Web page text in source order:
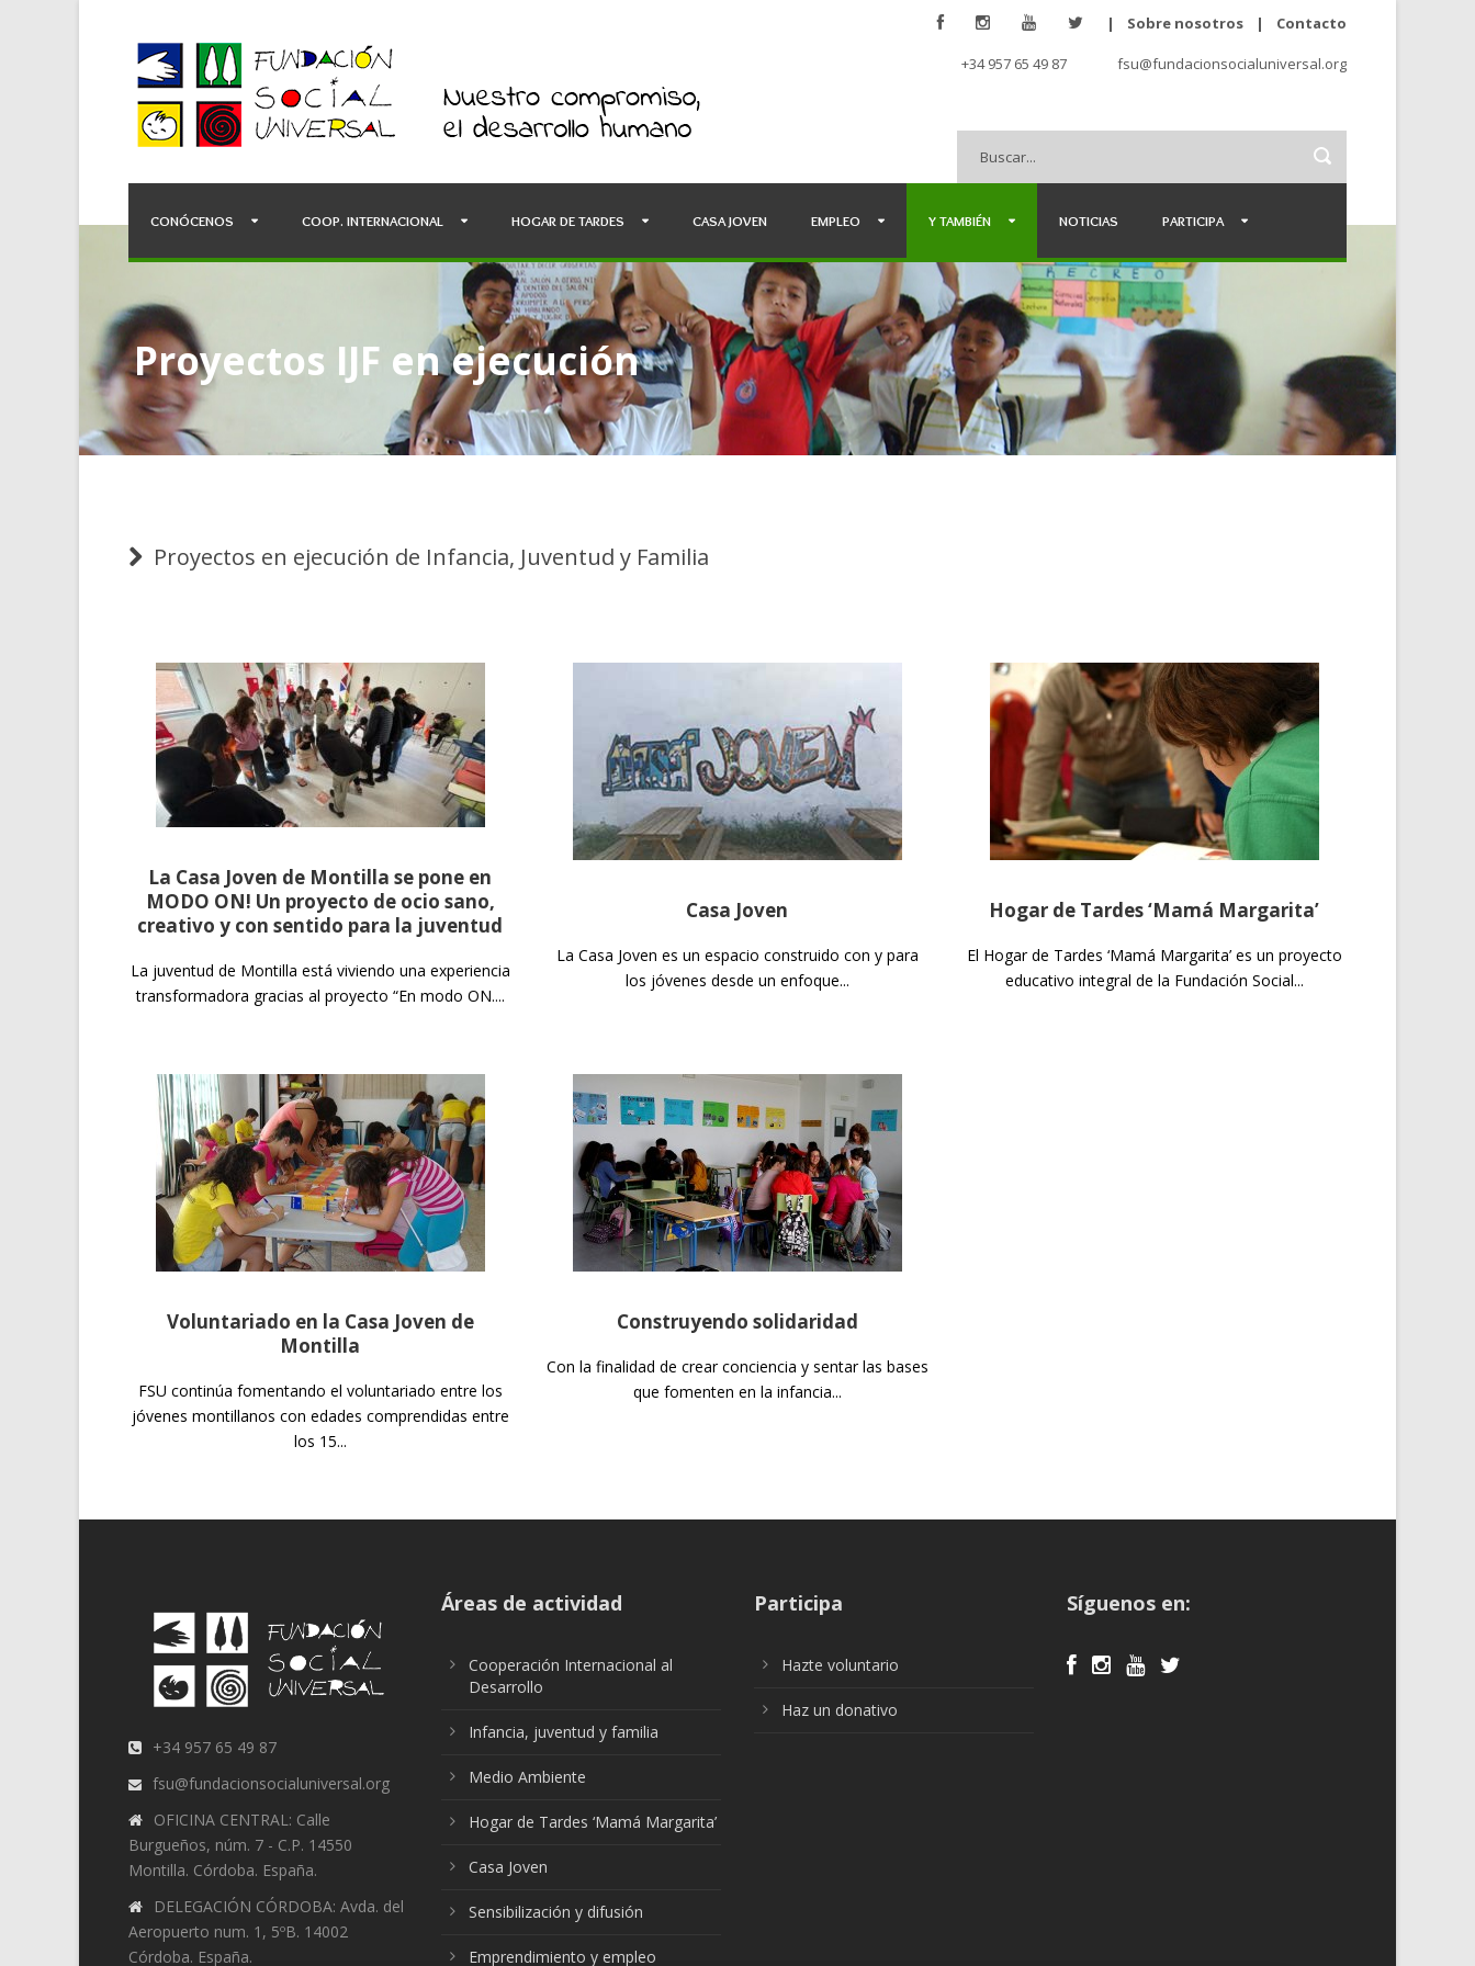
| Sobre nosotros | Contacto
+34 957 65 49 87 fsu@fundacionsocialuniversal.org
CONÓCENOS COOP. INTERNACIONAL HOGAR DE TARDES CASA JOVEN EMPLEO Y TAMBIÉN NOTICIAS PARTICIPA
Proyectos IJF en ejecución
Proyectos en ejecución de Infancia, Juventud y Familia
La Casa Joven de Montilla se pone en
MODO ON! Un proyecto de ocio sano,
creativo y con sentido para la juventud
La juventud de Montilla está viviendo una experiencia
transformadora gracias al proyecto “En modo ON....
Casa Joven
La Casa Joven es un espacio construido con y para
los jóvenes desde un enfoque...
Hogar de Tardes ‘Mamá Margarita’
El Hogar de Tardes ‘Mamá Margarita’ es un proyecto
educativo integral de la Fundación Social...
Voluntariado en la Casa Joven de
Montilla
FSU continúa fomentando el voluntariado entre los
jóvenes montillanos con edades comprendidas entre
los 15...
Construyendo solidaridad
Con la finalidad de crear conciencia y sentar las bases
que fomenten en la infancia...
+34 957 65 49 87
fsu@fundacionsocialuniversal.org
OFICINA CENTRAL: Calle
Burgueños, núm. 7 - C.P. 14550
Montilla. Córdoba. España.
DELEGACIÓN CÓRDOBA: Avda. del
Aeropuerto num. 1, 5ºB. 14002
Córdoba. España.
Áreas de actividad
Cooperación Internacional al
Desarrollo
Infancia, juventud y familia
Medio Ambiente
Hogar de Tardes ‘Mamá Margarita’
Casa Joven
Sensibilización y difusión
Emprendimiento y empleo
Participa
Hazte voluntario
Haz un donativo
Síguenos en: